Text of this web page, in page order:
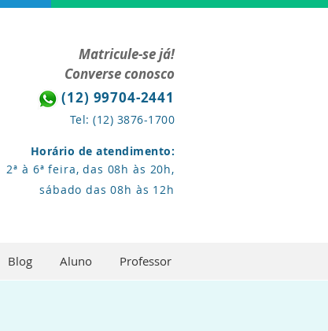
Matricule-se já!
Converse conosco
(12) 99704-2441
Tel: (12) 3876-1700
Horário de atendimento:
2ª à 6ª feira, das 08h às 20h,
sábado das 08h às 12h
Blog Aluno Professor